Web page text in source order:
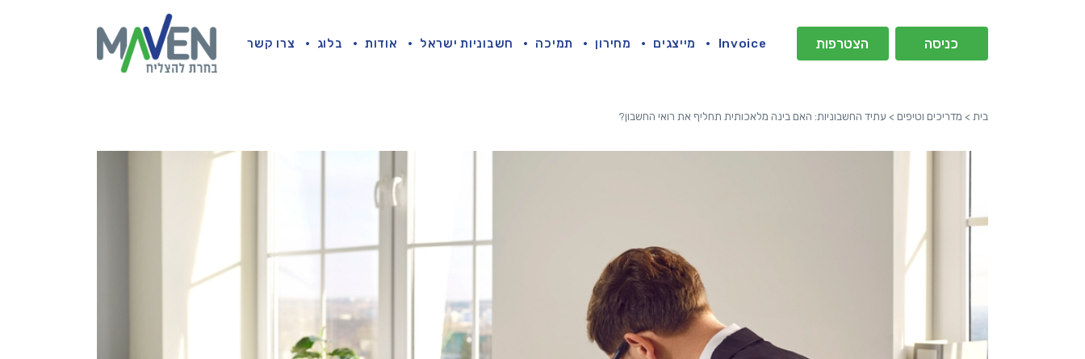
Invoice מייצגים מחירון תמיכה חשבוניות ישראל אודות בלוג צרו קשר כניסה הצטרפות
בית > מדריכים וטיפים > עתיד החשבוניות: האם בינה מלאכותית תחליף את רואי החשבון?